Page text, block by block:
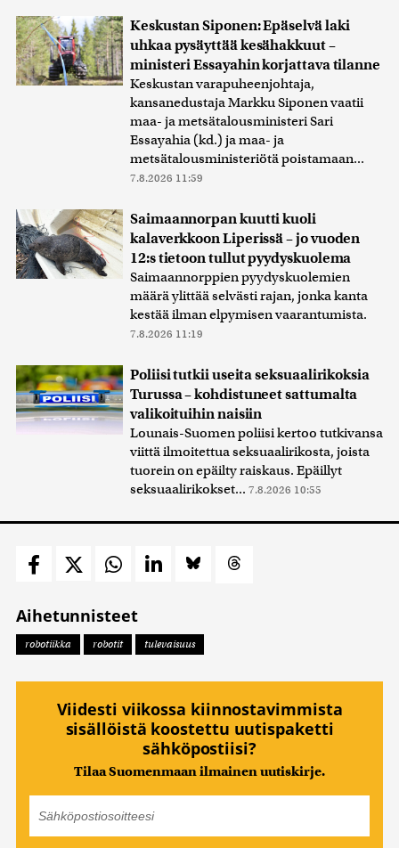
Keskustan Siponen: Epäselvä laki
uhkaa pysäyttää kesähakkuut –
ministeri Essayahin korjattava tilanne
Keskustan varapuheenjohtaja,
kansanedustaja Markku Siponen vaatii
maa- ja metsätalousministeri Sari
Essayahia (kd.) ja maa- ja
metsätalousministeriötä poistamaan...
7.8.2026 11:59
Saimaannorpan kuutti kuoli
kalaverkkoon Liperissä – jo vuoden
12:s tietoon tullut pyydyskuolema
Saimaannorppien pyydyskuolemien
määrä ylittää selvästi rajan, jonka kanta
kestää ilman elpymisen vaarantumista.
7.8.2026 11:19
Poliisi tutkii useita seksuaalirikoksia
Turussa – kohdistuneet sattumalta
valikoituihin naisiin
Lounais-Suomen poliisi kertoo tutkivansa
viittä ilmoitettua seksuaalirikosta, joista
tuorein on epäilty raiskaus. Epäillyt
seksuaalirikokset... 7.8.2026 10:55
Aihetunnisteet
robotiikka robotit tulevaisuus
Viidesti viikossa kiinnostavimmista
sisällöistä koostettu uutispaketti
sähköpostiisi?
Tilaa Suomenmaan ilmainen uutiskirje.